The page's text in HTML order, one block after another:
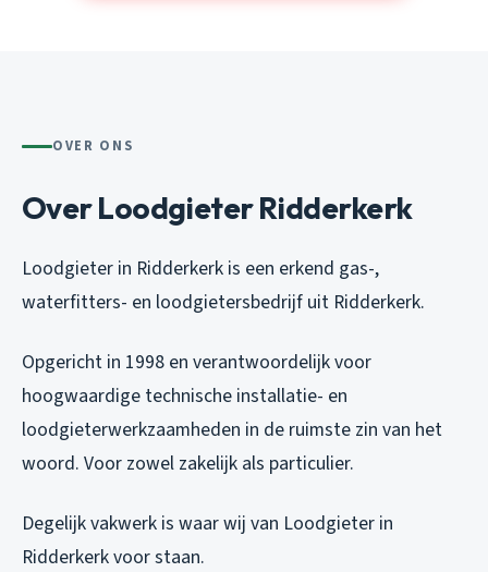
OVER ONS
Over Loodgieter Ridderkerk
Loodgieter in Ridderkerk is een erkend gas-,
waterfitters- en loodgietersbedrijf uit Ridderkerk.
Opgericht in 1998 en verantwoordelijk voor
hoogwaardige technische installatie- en
loodgieterwerkzaamheden in de ruimste zin van het
woord. Voor zowel zakelijk als particulier.
Degelijk vakwerk is waar wij van Loodgieter in
Ridderkerk voor staan.